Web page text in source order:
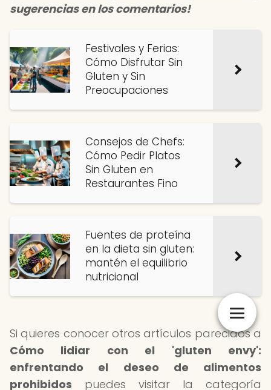
sugerencias en los comentarios!
Festivales y Ferias:
Cómo Disfrutar Sin
Gluten y Sin
Preocupaciones
Consejos de Chefs:
Cómo Pedir Platos
Sin Gluten en
Restaurantes Fino
Fuentes de proteína
en la dieta sin gluten:
mantén el equilibrio
nutricional
Si quieres conocer otros artículos parecidos a
Cómo lidiar con el 'gluten envy':
enfrentando el deseo de alimentos
prohibidos puedes visitar la categoría